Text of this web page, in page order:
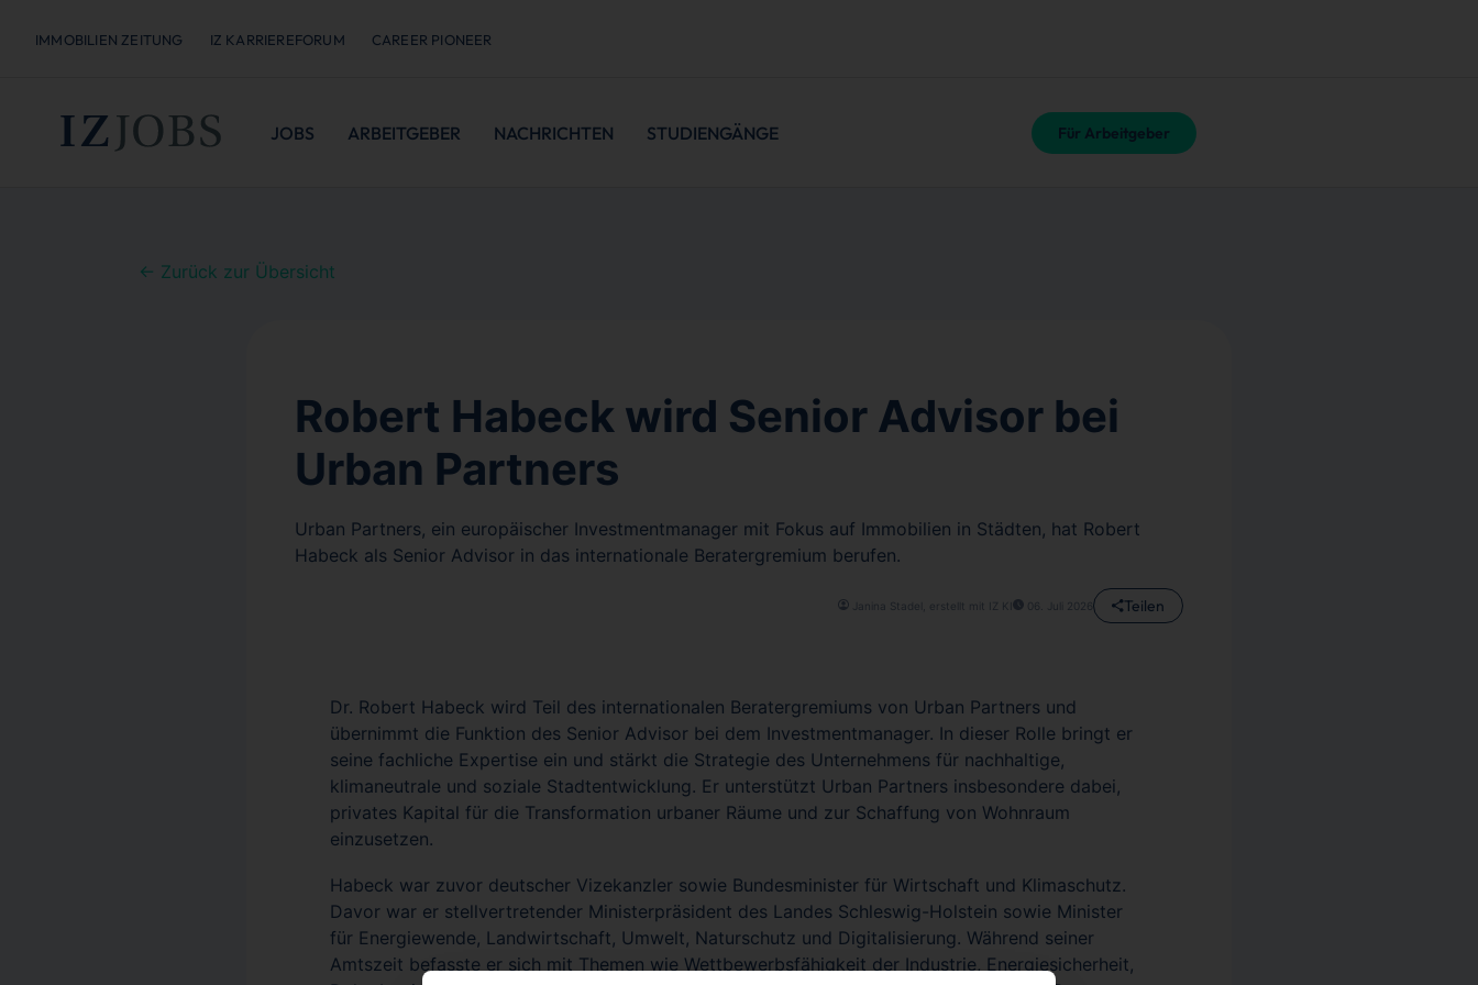
IMMOBILIEN ZEITUNG IZ KARRIEREFORUM CAREER PIONEER
JOBS ARBEITGEBER NACHRICHTEN STUDIENGÄNGE Für Arbeitgeber
← Zurück zur Übersicht
Robert Habeck wird Senior Advisor bei
Urban Partners
Urban Partners, ein europäischer Investmentmanager mit Fokus auf Immobilien in Städten, hat Robert
Habeck als Senior Advisor in das internationale Beratergremium berufen.
Janina Stadel, erstellt mit IZ KI 06. Juli 2026 Teilen
Dr. Robert Habeck wird Teil des internationalen Beratergremiums von Urban Partners und
übernimmt die Funktion des Senior Advisor bei dem Investmentmanager. In dieser Rolle bringt er
seine fachliche Expertise ein und stärkt die Strategie des Unternehmens für nachhaltige,
klimaneutrale und soziale Stadtentwicklung. Er unterstützt Urban Partners insbesondere dabei,
privates Kapital für die Transformation urbaner Räume und zur Schaffung von Wohnraum
einzusetzen.
Habeck war zuvor deutscher Vizekanzler sowie Bundesminister für Wirtschaft und Klimaschutz.
Davor war er stellvertretender Ministerpräsident des Landes Schleswig-Holstein sowie Minister
für Energiewende, Landwirtschaft, Umwelt, Naturschutz und Digitalisierung. Während seiner
Amtszeit befasste er sich mit Themen wie Wettbewerbsfähigkeit der Industrie, Energiesicherheit,